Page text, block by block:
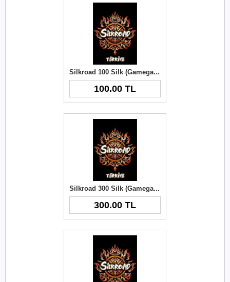
Silkroad 100 Silk (Gamegami)
100.00 TL
Silkroad 300 Silk (Gamegami)
300.00 TL